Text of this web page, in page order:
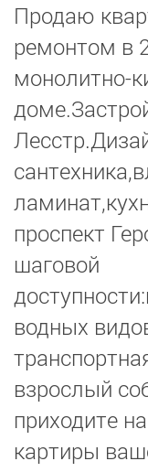
Продаю
ремонтом в
монолитно-
проспект
шаговой
водных
взрослый
приходите
картиры